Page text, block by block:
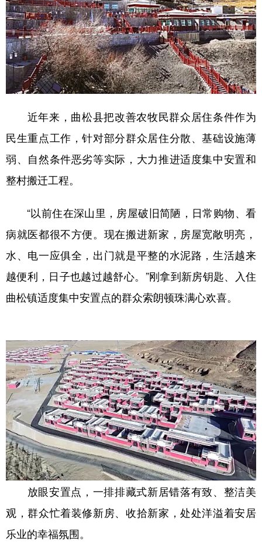
近年来，曲松县把改善农牧民群众居住条件作为
民生重点工作，针对部分群众居住分散、基础设施薄
弱、自然条件恶劣等实际，大力推进适度集中安置和
整村搬迁工程。
“以前住在深山里，房屋破旧简陋，日常购物、看
病就医都很不方便。现在搬进新家，房屋宽敞明亮，
水、电一应俱全，出门就是平整的水泥路，生活越来
越便利，日子也越过越舒心。”刚拿到新房钥匙、入住
曲松镇适度集中安置点的群众索朗顿珠满心欢喜。
放眼安置点，一排排藏式新居错落有致、整洁美
观，群众忙着装修新房、收拾新家，处处洋溢着安居
乐业的幸福氛围。